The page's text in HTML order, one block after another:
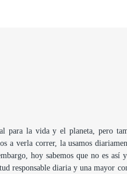
para la vida y el planeta, pero
a verla correr, la usamos
hoy sabemos que no es así
responsable diaria y una mayor